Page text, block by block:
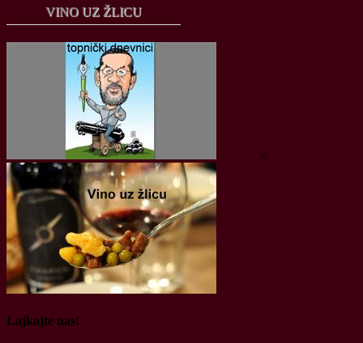
VINO UZ ŽLICU
<
Lajkajte nas!